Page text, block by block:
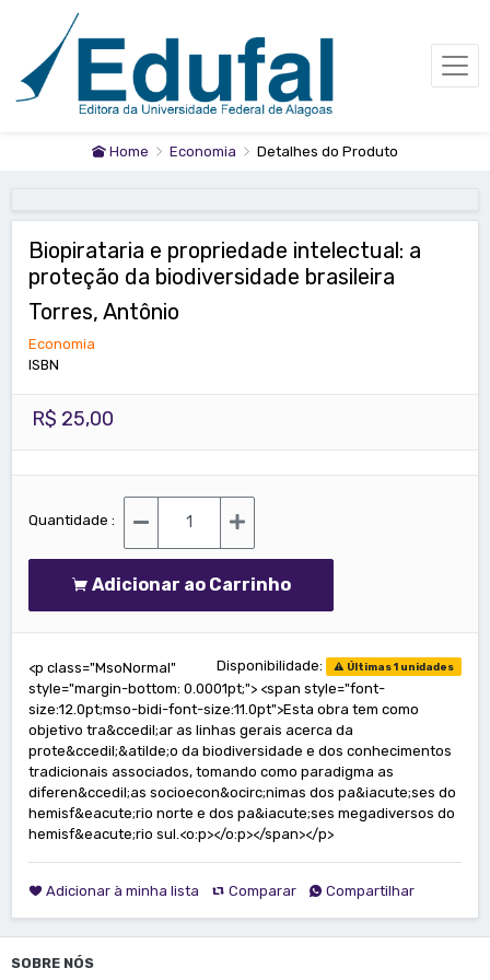
Home Economia Detalhes do Produto
Biopirataria e propriedade intelectual: a
proteção da biodiversidade brasileira
Torres, Antônio
Economia
ISBN
R$ 25,00
Quantidade :
Adicionar ao Carrinho
Disponibilidade: Últimas 1 unidades
<p class="MsoNormal"
style="margin-bottom: 0.0001pt;"> <span style="font-
size:12.0pt;mso-bidi-font-size:11.0pt">Esta obra tem como
objetivo tra&ccedil;ar as linhas gerais acerca da
prote&ccedil;&atilde;o da biodiversidade e dos conhecimentos
tradicionais associados, tomando como paradigma as
diferen&ccedil;as socioecon&ocirc;nimas dos pa&iacute;ses do
hemisf&eacute;rio norte e dos pa&iacute;ses megadiversos do
hemisf&eacute;rio sul.<o:p></o:p></span></p>
Adicionar à minha lista Comparar Compartilhar
SOBRE NÓS